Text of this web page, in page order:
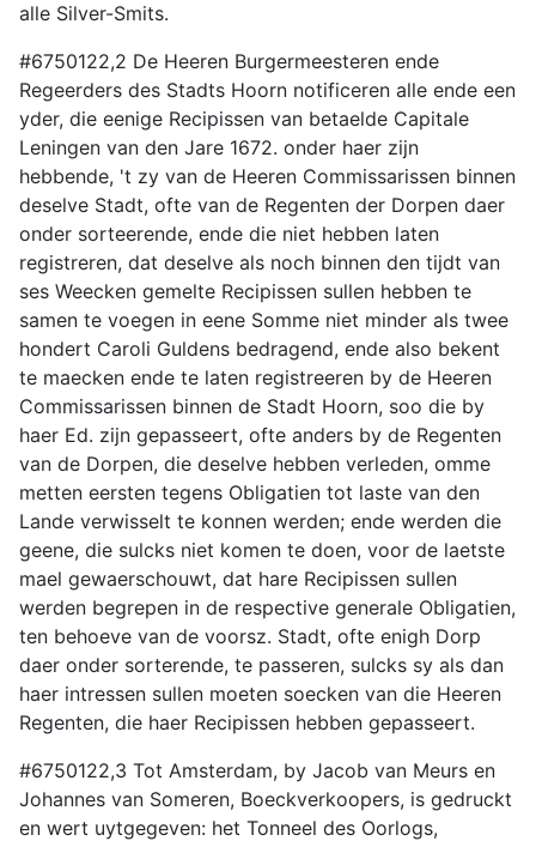
alle Silver-Smits.
#6750122,2 De Heeren Burgermeesteren ende
Regeerders des Stadts Hoorn notificeren alle ende een
yder, die eenige Recipissen van betaelde Capitale
Leningen van den Jare 1672. onder haer zijn
hebbende, 't zy van de Heeren Commissarissen binnen
deselve Stadt, ofte van de Regenten der Dorpen daer
onder sorteerende, ende die niet hebben laten
registreren, dat deselve als noch binnen den tijdt van
ses Weecken gemelte Recipissen sullen hebben te
samen te voegen in eene Somme niet minder als twee
hondert Caroli Guldens bedragend, ende also bekent
te maecken ende te laten registreeren by de Heeren
Commissarissen binnen de Stadt Hoorn, soo die by
haer Ed. zijn gepasseert, ofte anders by de Regenten
van de Dorpen, die deselve hebben verleden, omme
metten eersten tegens Obligatien tot laste van den
Lande verwisselt te konnen werden; ende werden die
geene, die sulcks niet komen te doen, voor de laetste
mael gewaerschouwt, dat hare Recipissen sullen
werden begrepen in de respective generale Obligatien,
ten behoeve van de voorsz. Stadt, ofte enigh Dorp
daer onder sorterende, te passeren, sulcks sy als dan
haer intressen sullen moeten soecken van die Heeren
Regenten, die haer Recipissen hebben gepasseert.
#6750122,3 Tot Amsterdam, by Jacob van Meurs en
Johannes van Someren, Boeckverkoopers, is gedruckt
en wert uytgegeven: het Tonneel des Oorlogs,